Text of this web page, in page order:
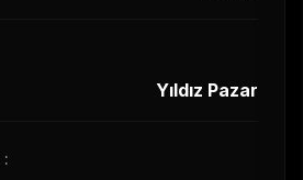
Yıldız Pazar
: